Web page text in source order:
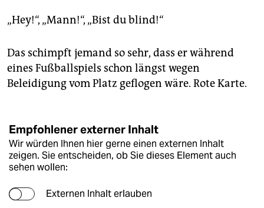
„Hey!“, „Mann!“, „Bist du blind!“
Das schimpft jemand so sehr, dass er während
eines Fußballspiels schon längst wegen
Beleidigung vom Platz geflogen wäre. Rote Karte.
Empfohlener externer Inhalt
Wir würden Ihnen hier gerne einen externen Inhalt
zeigen. Sie entscheiden, ob Sie dieses Element auch
sehen wollen:
Externen Inhalt erlauben